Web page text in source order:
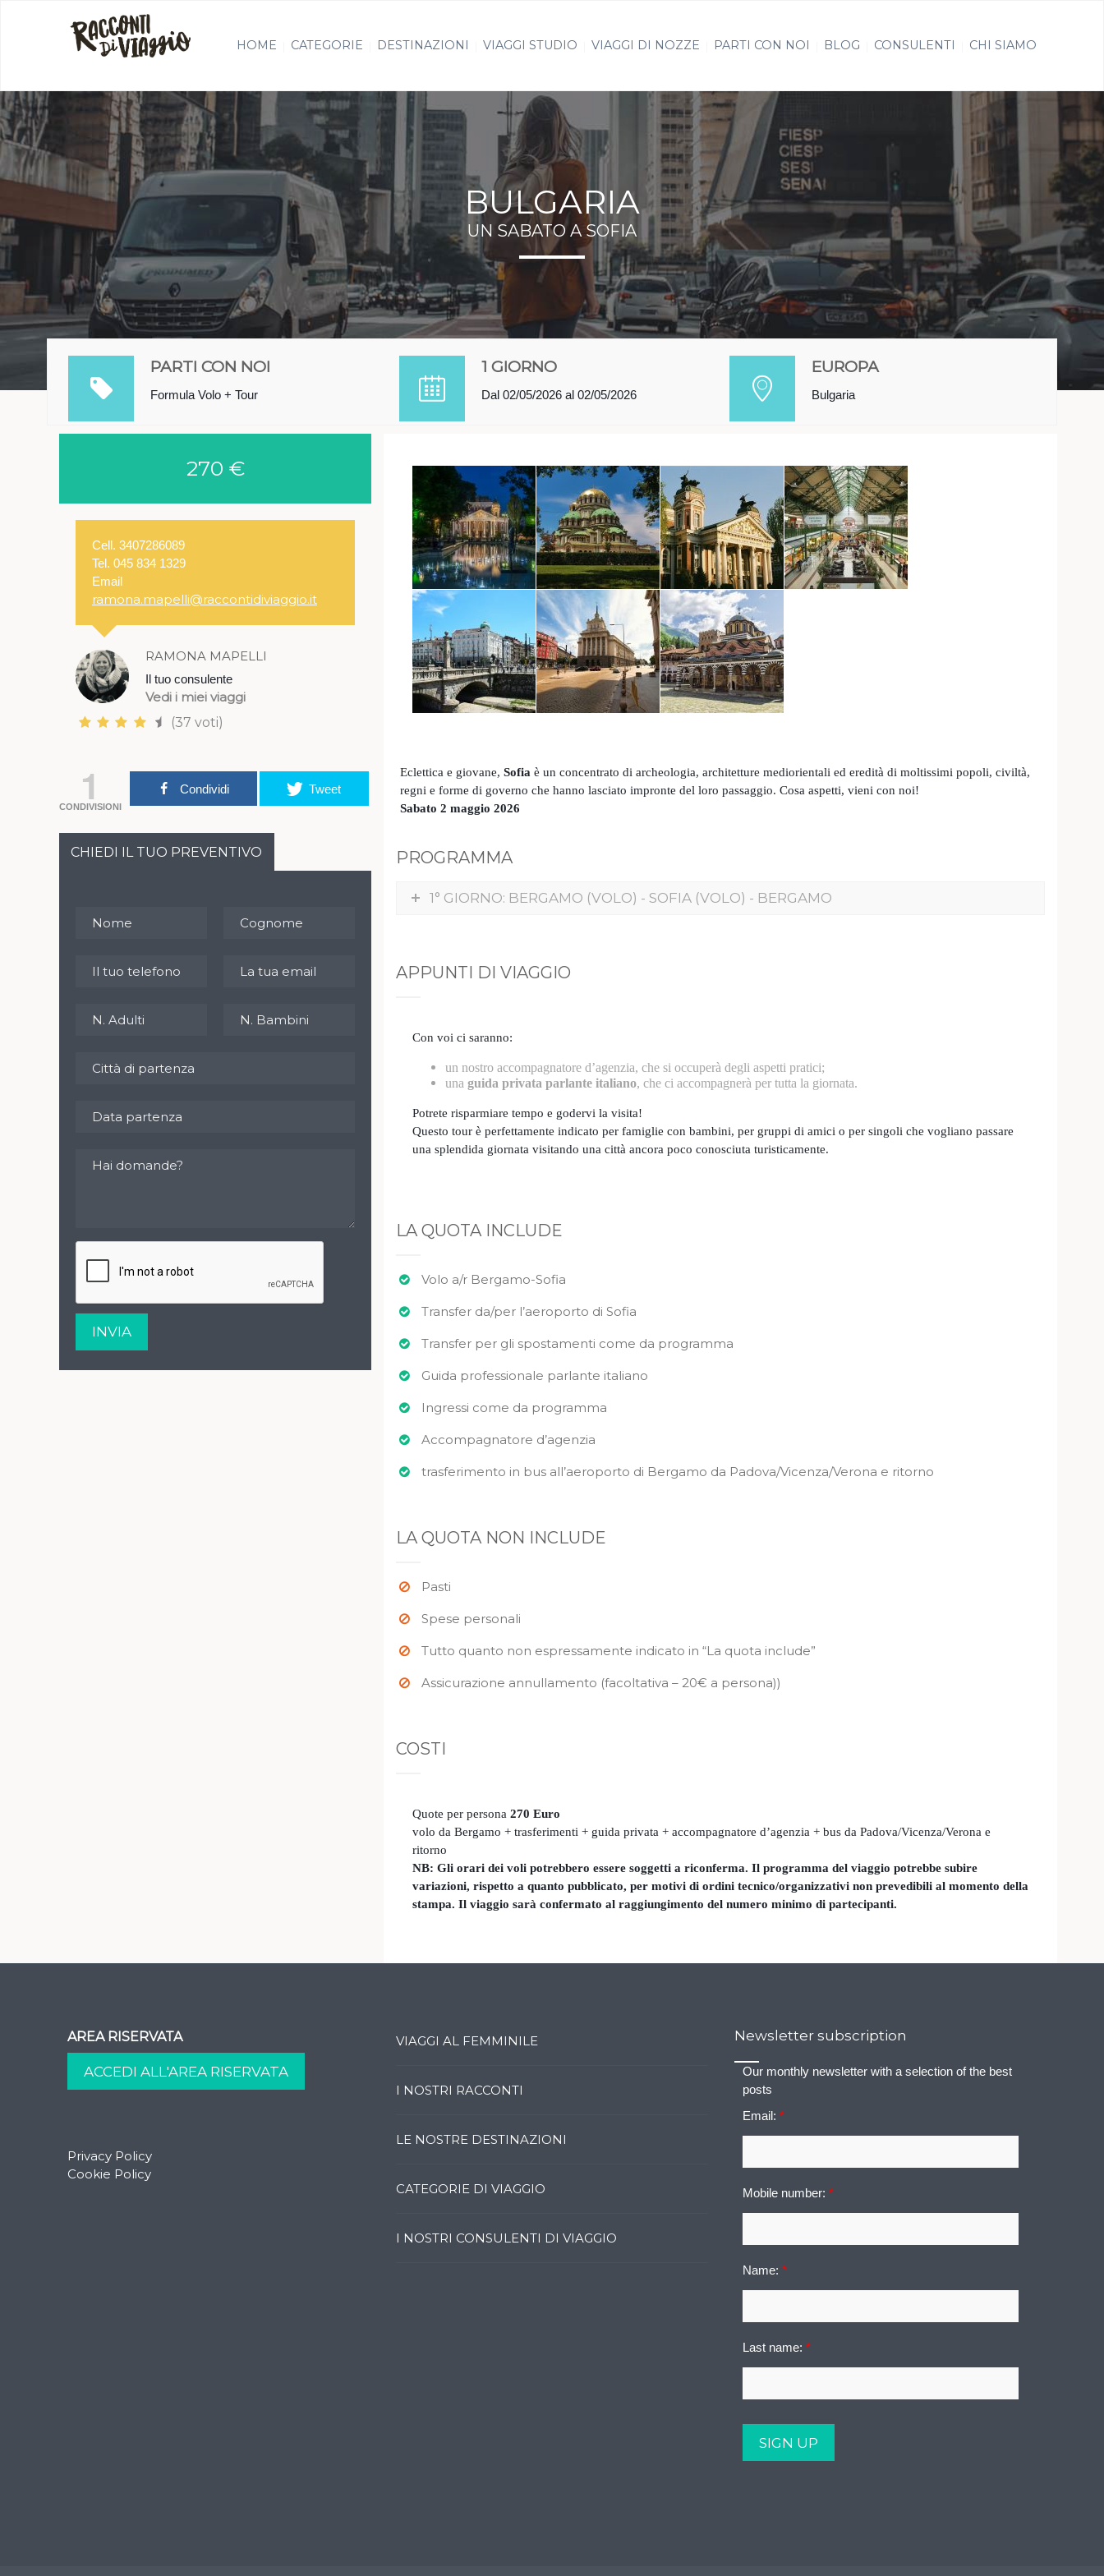
HOME CATEGORIE DESTINAZIONI VIAGGI STUDIO VIAGGI DI NOZZE PARTI CON NOI BLOG CONSULENTI CHI SIAMO
BULGARIA
UN SABATO A SOFIA
PARTI CON NOI
Formula Volo + Tour
1 GIORNO
Dal 02/05/2026 al 02/05/2026
EUROPA
Bulgaria
270 €
Cell. 3407286089
Tel. 045 834 1329
Email
ramona.mapelli@raccontidiviaggio.it
RAMONA MAPELLI
Il tuo consulente
Vedi i miei viaggi
(37 voti)
1
CONDIVISIONI
Condividi Tweet
CHIEDI IL TUO PREVENTIVO
Eclettica e giovane, Sofia è un concentrato di archeologia, architetture mediorientali ed eredità di moltissimi popoli, civiltà,
regni e forme di governo che hanno lasciato impronte del loro passaggio. Cosa aspetti, vieni con noi!
Sabato 2 maggio 2026
PROGRAMMA
1° GIORNO: BERGAMO (VOLO) - SOFIA (VOLO) - BERGAMO
APPUNTI DI VIAGGIO
Con voi ci saranno:
un nostro accompagnatore d’agenzia, che si occuperà degli aspetti pratici;
una guida privata parlante italiano, che ci accompagnerà per tutta la giornata.
Potrete risparmiare tempo e godervi la visita!
Questo tour è perfettamente indicato per famiglie con bambini, per gruppi di amici o per singoli che vogliano passare
una splendida giornata visitando una città ancora poco conosciuta turisticamente.
LA QUOTA INCLUDE
Volo a/r Bergamo-Sofia
Transfer da/per l’aeroporto di Sofia
Transfer per gli spostamenti come da programma
Guida professionale parlante italiano
Ingressi come da programma
Accompagnatore d’agenzia
trasferimento in bus all’aeroporto di Bergamo da Padova/Vicenza/Verona e ritorno
LA QUOTA NON INCLUDE
Pasti
Spese personali
Tutto quanto non espressamente indicato in “La quota include”
Assicurazione annullamento (facoltativa – 20€ a persona))
COSTI
Quote per persona 270 Euro
volo da Bergamo + trasferimenti + guida privata + accompagnatore d’agenzia + bus da Padova/Vicenza/Verona e
ritorno
NB: Gli orari dei voli potrebbero essere soggetti a riconferma. Il programma del viaggio potrebbe subire
variazioni, rispetto a quanto pubblicato, per motivi di ordini tecnico/organizzativi non prevedibili al momento della
stampa. Il viaggio sarà confermato al raggiungimento del numero minimo di partecipanti.
AREA RISERVATA
Privacy Policy
Cookie Policy
VIAGGI AL FEMMINILE
I NOSTRI RACCONTI
LE NOSTRE DESTINAZIONI
CATEGORIE DI VIAGGIO
I NOSTRI CONSULENTI DI VIAGGIO
Newsletter subscription
Our monthly newsletter with a selection of the best
posts
Email: *
Mobile number: *
Name: *
Last name: *